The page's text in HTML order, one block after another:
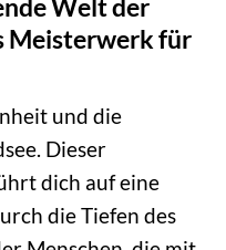
Meisterwerk für
und die
Dieser
dich auf eine
die Tiefen des